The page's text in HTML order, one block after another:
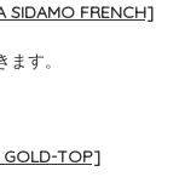
SIDAMO FRENCH]
す。
GOLD-TOP]